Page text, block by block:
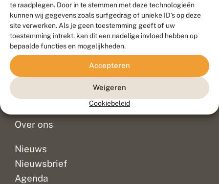
te raadplegen. Door in te stemmen met deze technologieën
kunnen wij gegevens zoals surfgedrag of unieke ID's op deze
site verwerken. Als je geen toestemming geeft of uw
toestemming intrekt, kan dit een nadelige invloed hebben op
bepaalde functies en mogelijkheden.
Accepteren
Weigeren
Cookiebeleid
Contact
Veelgestelde vragen
Doneer
Over ons
Nieuws
Nieuwsbrief
Agenda
Meld waarnemingen© 2026 Vlinderstichting
Duurzaam ontwikkeld door
Go2People
, ontworpen door
Blue Field Agency
Privacy
Disclaimer
Sitemap